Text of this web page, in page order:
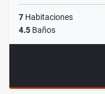
7 Habitaciones
4.5 Baños